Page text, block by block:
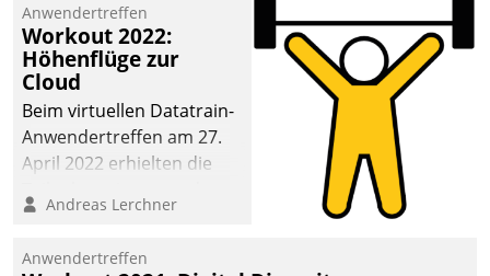
Mammutprojekte
meistern und Workloads
wuppen – bei zunehmend
anspruchsvollen
Aufgaben und
abnehmendem
Anwendertreffen
Workout 2022:
Höhenflüge zur
Cloud
Beim virtuellen Datatrain-
Anwendertreffen am 27.
April 2022 erhielten die
Teilnehmer kurzweilige
Cloud-Strategien und -
Andreas Lerchner
Anwendertreffen